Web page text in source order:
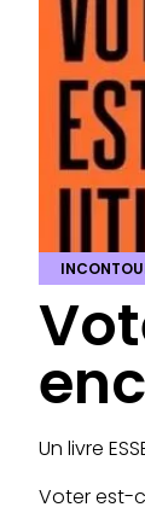
Un livre
Voter est-